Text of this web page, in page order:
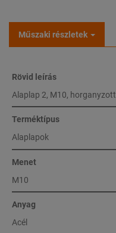
Műszaki részletek
Rövid leírás
Alaplap 2, M10, horganyzott
Terméktípus
Alaplapok
Menet
M10
Anyag
Acél